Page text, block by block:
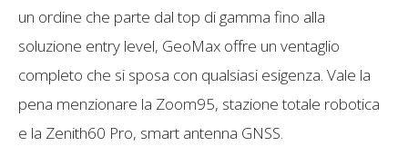
un ordine che parte dal top di gamma fino alla
soluzione entry level, GeoMax offre un ventaglio
completo che si sposa con qualsiasi esigenza. Vale la
pena menzionare la Zoom95, stazione totale robotica
e la Zenith60 Pro, smart antenna GNSS.